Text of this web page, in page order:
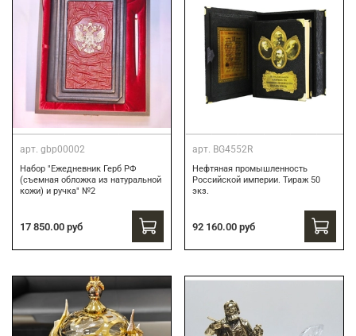
арт. gbp00002
Набор "Ежедневник Герб РФ
(съемная обложка из натуральной
кожи) и ручка" №2
17 850.00 руб
арт. BG4552R
Нефтяная промышленность
Российской империи. Тираж 50
экз.
92 160.00 руб